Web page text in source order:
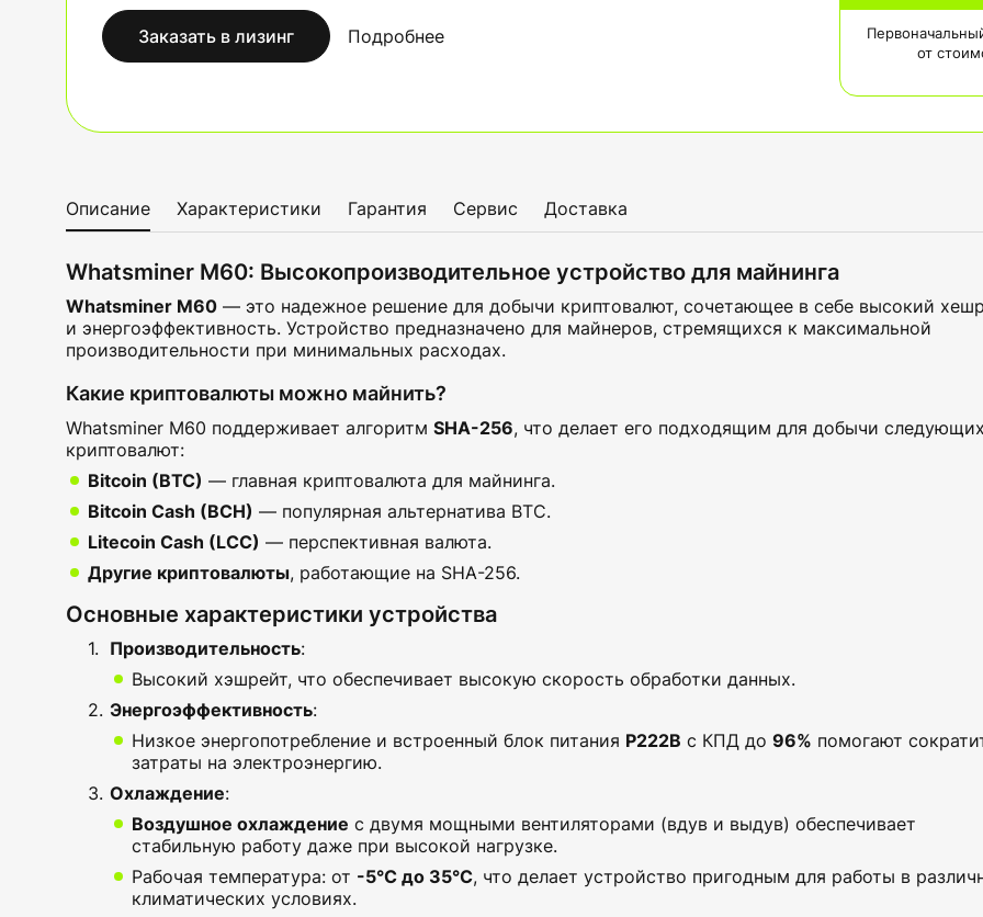
Заказать в лизинг Подробнее
от
Описание Характеристики Гарантия Сервис Доставка
Whatsminer M60: Высокопроизводительное устройство для майнинга
Whatsminer M60 — это надежное решение для добычи криптовалют, сочетающее в себе высокий
и энергоэффективность. Устройство предназначено для майнеров, стремящихся к максимальной
производительности при минимальных расходах.
Какие криптовалюты можно майнить?
Whatsminer M60 поддерживает алгоритм SHA-256, что делает его подходящим для добычи
криптовалют:
Bitcoin (BTC) — главная криптовалюта для майнинга.
Bitcoin Cash (BCH) — популярная альтернатива BTC.
Litecoin Cash (LCC) — перспективная валюта.
Другие криптовалюты, работающие на SHA-256.
Основные характеристики устройства
Производительность:
Высокий хэшрейт, что обеспечивает высокую скорость обработки данных.
Энергоэффективность:
Низкое энергопотребление и встроенный блок питания P222B с КПД до 96% помогают
затраты на электроэнергию.
Охлаждение:
Воздушное охлаждение с двумя мощными вентиляторами (вдув и выдув) обеспечивает
стабильную работу даже при высокой нагрузке.
Рабочая температура: от -5°C до 35°C, что делает устройство пригодным для работы в
климатических условиях.